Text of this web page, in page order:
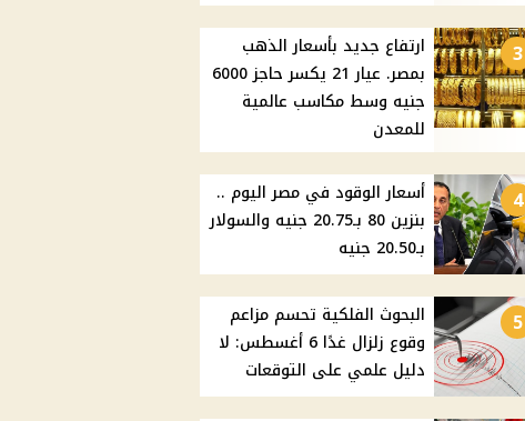
3
ارتفاع جديد بأسعار الذهب
بمصر. عيار 21 يكسر حاجز 6000
جنيه وسط مكاسب عالمية
للمعدن
4
أسعار الوقود في مصر اليوم ..
بنزين 80 بـ20.75 جنيه والسولار
بـ20.50 جنيه
5
البحوث الفلكية تحسم مزاعم
وقوع زلزال غدًا 6 أغسطس: لا
دليل علمي على التوقعات